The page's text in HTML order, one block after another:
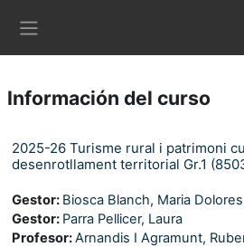
Información del curso
2025-26 Turisme rural i patrimoni
desenrotllament territorial Gr.1
Gestor: Biosca Blanch, Maria Dolores
Gestor: Parra Pellicer, Laura
Profesor:Arnandis I Agramunt,